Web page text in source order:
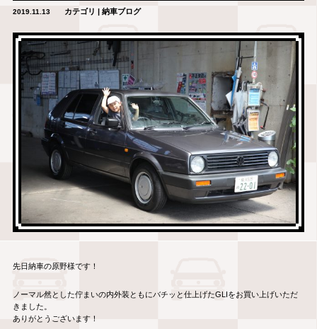
2019.11.13 カテゴリ | 納車ブログ
先日納車の原野様です！
ノーマル然とした佇まいの内外装ともにバチッと仕上げたGLIをお買い上げいただ
きました。
ありがとうございます！